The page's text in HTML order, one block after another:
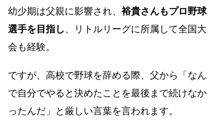
幼少期は父親に影響され、裕貴さんもプロ野球
選手を目指し、リトルリーグに所属して全国大
会も経験。
ですが、高校で野球を辞める際、父から「なん
で自分でやると決めたことを最後まで続けなか
ったんだ」と厳しい言葉を言われます。